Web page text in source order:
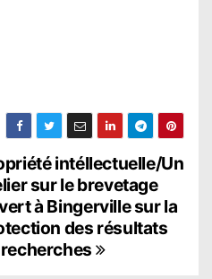
intéllectuelle/Un
sur le brevetage
à Bingerville sur la
des résultats